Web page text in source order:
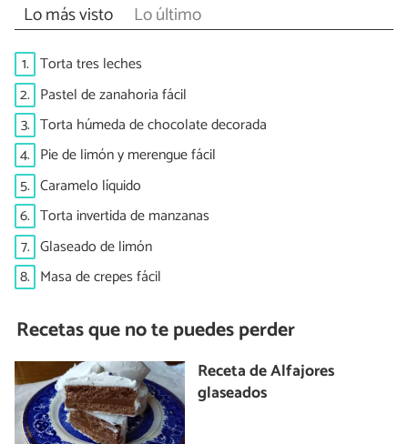
Lo más visto Lo último
1. Torta tres leches
2. Pastel de zanahoria fácil
3. Torta húmeda de chocolate decorada
4. Pie de limón y merengue fácil
5. Caramelo líquido
6. Torta invertida de manzanas
7. Glaseado de limón
8. Masa de crepes fácil
Recetas que no te puedes perder
Receta de Alfajores
glaseados